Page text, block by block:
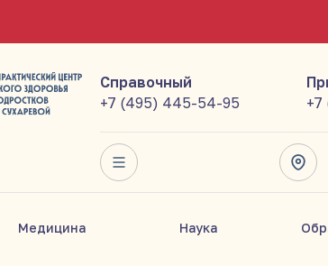
Справочный
+7 (495) 445-54-95
Медицина Наука